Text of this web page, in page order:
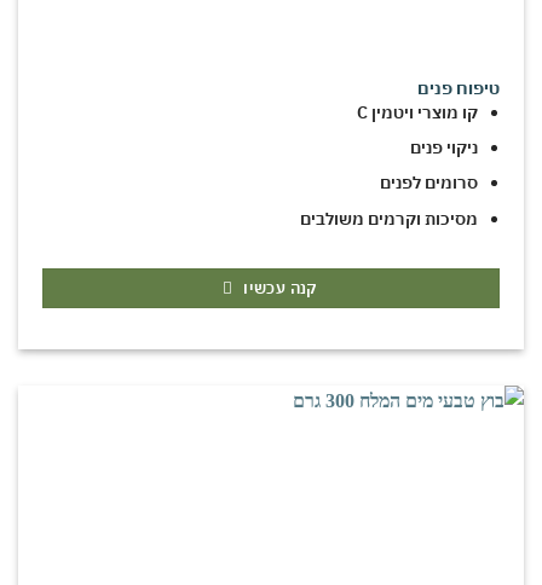
טיפוח פנים
קו מוצרי ויטמין C
ניקוי פנים
סרומים לפנים
מסיכות וקרמים משולבים
קנה עכשיו